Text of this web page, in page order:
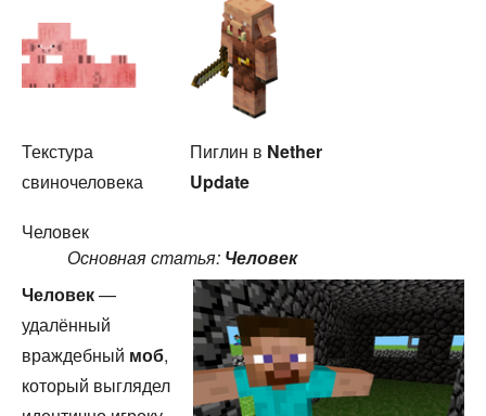
Текстура
свиночеловека
Пиглин в Nether
Update
Человек
Основная статья: Человек
Человек—
удалённый
враждебный моб,
который выглядел